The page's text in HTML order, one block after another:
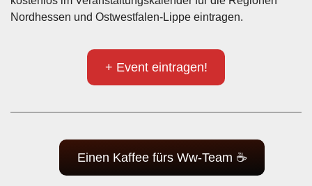
Nordhessen und Ostwestfalen-Lippe eintragen.
+ Event eintragen!
Einen Kaffee fürs Ww-Team ☕